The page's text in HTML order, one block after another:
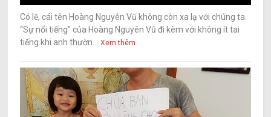
Có lẽ, cái tên Hoàng Nguyên Vũ không còn xa lạ với chúng ta.
“Sự nổi tiếng” của Hoàng Nguyên Vũ đi kèm với không ít tai
tiếng khi anh thườn...
Xem thêm